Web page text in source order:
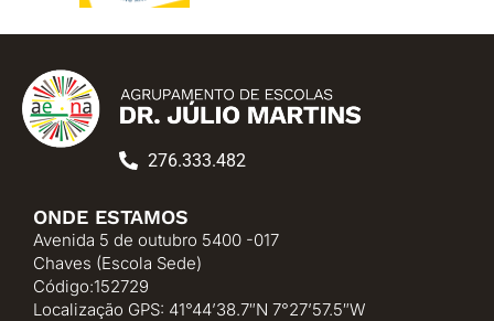
276.333.482
ONDE ESTAMOS
Avenida 5 de outubro 5400 -017
Chaves (Escola Sede)
Código:152729
Localização GPS: 41°44’38.7″N 7°27’57.5″W